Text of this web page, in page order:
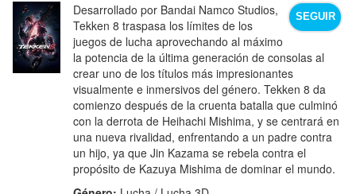
SEGUIR
Desarrollado por Bandai Namco Studios,
Tekken 8 traspasa los límites de los
juegos de lucha aprovechando al máximo
la potencia de la última generación de consolas al
crear uno de los títulos más impresionantes
visualmente e inmersivos del género. Tekken 8 da
comienzo después de la cruenta batalla que culminó
con la derrota de Heihachi Mishima, y se centrará en
una nueva rivalidad, enfrentando a un padre contra
un hijo, ya que Jin Kazama se rebela contra el
propósito de Kazuya Mishima de dominar el mundo.